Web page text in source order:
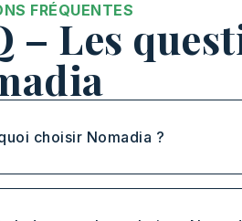
FRÉQUENTES
– Les
choisir Nomadia ?